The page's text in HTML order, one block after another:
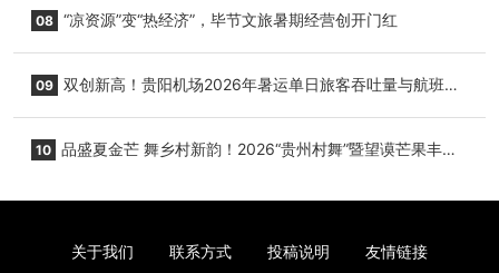
08 “凉资源”变“热经济”，毕节文旅暑期经营创开门红
09 双创新高！贵阳机场2026年暑运单日旅客吞吐量与航班起
10 品盛夏金芒 舞乡村新韵！2026“贵州村舞”暨望谟芒果丰收
关于我们 联系方式 投稿说明 友情链接